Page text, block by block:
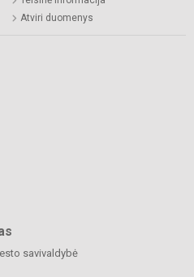
Atviri duomenys
savivaldybė